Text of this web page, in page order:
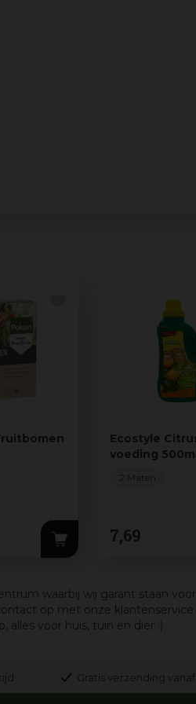
Ecostyle
voeding
7,69
2 Maten
waarbij wij garant staan
op met onze
alles voor huis, tuin en dier :)
Gratis verzending vanaf